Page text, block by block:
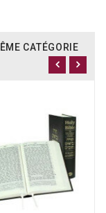
CATÉGORIE